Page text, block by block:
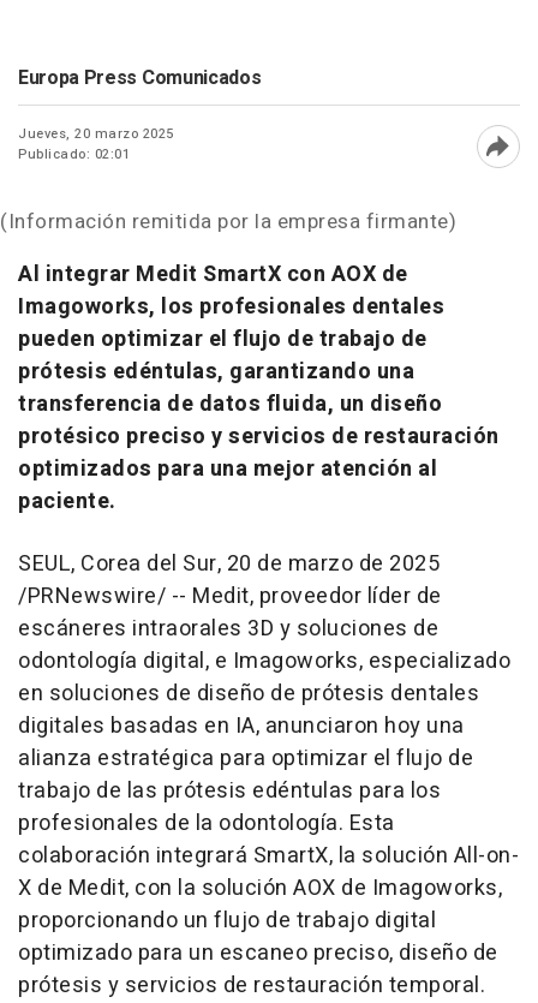
Europa Press Comunicados
Jueves, 20 marzo 2025
Publicado: 02:01
(Información remitida por la empresa firmante)
Al integrar Medit SmartX con AOX de
Imagoworks, los profesionales dentales
pueden optimizar el flujo de trabajo de
prótesis edéntulas, garantizando una
transferencia de datos fluida, un diseño
protésico preciso y servicios de restauración
optimizados para una mejor atención al
paciente.
SEUL, Corea del Sur, 20 de marzo de 2025
/PRNewswire/ -- Medit, proveedor líder de
escáneres intraorales 3D y soluciones de
odontología digital, e Imagoworks, especializado
en soluciones de diseño de prótesis dentales
digitales basadas en IA, anunciaron hoy una
alianza estratégica para optimizar el flujo de
trabajo de las prótesis edéntulas para los
profesionales de la odontología. Esta
colaboración integrará SmartX, la solución All-on-
X de Medit, con la solución AOX de Imagoworks,
proporcionando un flujo de trabajo digital
optimizado para un escaneo preciso, diseño de
prótesis y servicios de restauración temporal.